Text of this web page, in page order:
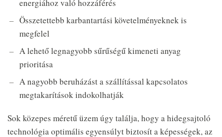
energiához való hozzáférés
Összetettebb karbantartási követelményeknek is
megfelel
A lehető legnagyobb sűrűségű kimeneti anyag
prioritása
A nagyobb beruházást a szállítással kapcsolatos
megtakarítások indokolhatják
Sok közepes méretű üzem úgy találja, hogy a hidegsajtoló
technológia optimális egyensúlyt biztosít a képességek, az